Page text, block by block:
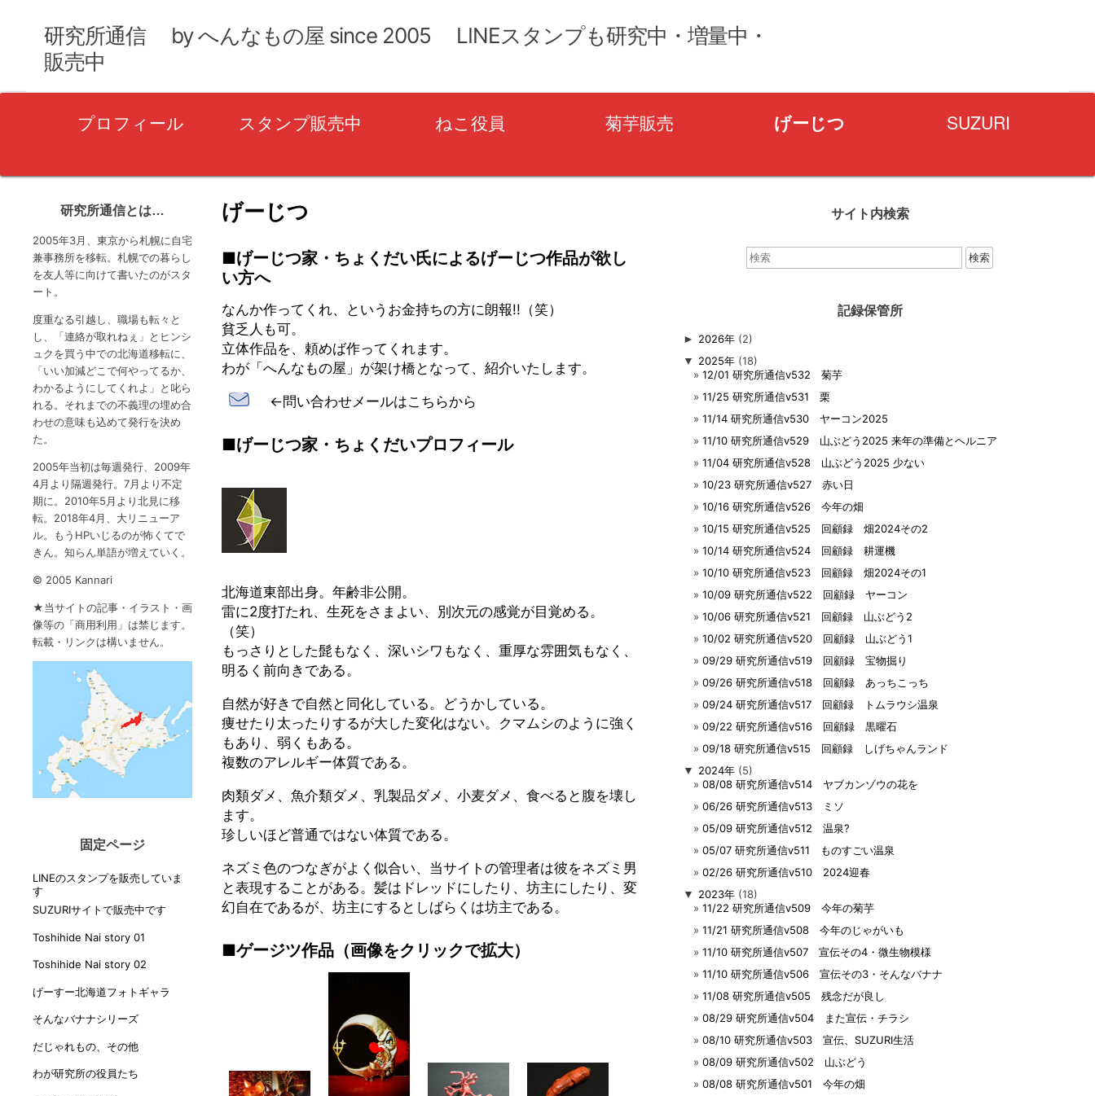
テ
へ
研究所通信 by へんなもの屋 since 2005 LINEスタンプも研究中・増量中・
販売中
マ
プロフィール スタンプ販売中 ねこ役員 菊芋販売 げーじつ SUZURI
げーじつ
■げーじつ家・ちょくだい氏によるげーじつ作品が欲し
い方へ
なんか作ってくれ、というお金持ちの方に朗報!!（笑）
貧乏人も可。
立体作品を、頼めば作ってくれます。
わが「へんなもの屋」が架け橋となって、紹介いたします。
←問い合わせメールはこちらから
■げーじつ家・ちょくだいプロフィール
北海道東部出身。年齢非公開。
雷に2度打たれ、生死をさまよい、別次元の感覚が目覚める。
（笑）
もっさりとした髭もなく、深いシワもなく、重厚な雰囲気もなく、
明るく前向きである。
自然が好きで自然と同化している。どうかしている。
痩せたり太ったりするが大した変化はない。クマムシのように強く
もあり、弱くもある。
複数のアレルギー体質である。
肉類ダメ、魚介類ダメ、乳製品ダメ、小麦ダメ、食べると腹を壊し
ます。
珍しいほど普通ではない体質である。
ネズミ色のつなぎがよく似合い、当サイトの管理者は彼をネズミ男
と表現することがある。髪はドレッドにしたり、坊主にしたり、変
幻自在であるが、坊主にするとしばらくは坊主である。
■ゲージツ作品（画像をクリックで拡大）
サイト内検索
索：
記録保管所
► 2026年(2)
▼ 2025年(18)
12/01 研究所通信v532 菊芋
11/25 研究所通信v531 栗
11/14 研究所通信v530 ヤーコン2025
11/10 研究所通信v529 山ぶどう2025 来年の準備とヘルニア
11/04 研究所通信v528 山ぶどう2025 少ない
10/23 研究所通信v527 赤い日
10/16 研究所通信v526 今年の畑
10/15 研究所通信v525 回顧録 畑2024その2
10/14 研究所通信v524 回顧録 耕運機
10/10 研究所通信v523 回顧録 畑2024その1
10/09 研究所通信v522 回顧録 ヤーコン
10/06 研究所通信v521 回顧録 山ぶどう2
10/02 研究所通信v520 回顧録 山ぶどう1
09/29 研究所通信v519 回顧録 宝物掘り
09/26 研究所通信v518 回顧録 あっちこっち
09/24 研究所通信v517 回顧録 トムラウシ温泉
09/22 研究所通信v516 回顧録 黒曜石
09/18 研究所通信v515 回顧録 しげちゃんランド
▼ 2024年(5)
08/08 研究所通信v514 ヤブカンゾウの花を
06/26 研究所通信v513 ミソ
05/09 研究所通信v512 温泉?
05/07 研究所通信v511 ものすごい温泉
02/26 研究所通信v510 2024迎春
▼ 2023年(18)
11/22 研究所通信v509 今年の菊芋
11/21 研究所通信v508 今年のじゃがいも
11/10 研究所通信v507 宣伝その4・微生物模様
11/10 研究所通信v506 宣伝その3・そんなバナナ
11/08 研究所通信v505 残念だが良し
08/29 研究所通信v504 また宣伝・チラシ
08/10 研究所通信v503 宣伝、SUZURI生活
08/09 研究所通信v502 山ぶどう
08/08 研究所通信v501 今年の畑
研究所通信とは…
2005年3月、東京から札幌に自宅
兼事務所を移転。札幌での暮らし
を友人等に向けて書いたのがスタ
ート。
度重なる引越し、職場も転々と
し、「連絡が取れねぇ」とヒンシ
ュクを買う中での北海道移転に、
「いい加減どこで何やってるか、
わかるようにしてくれよ」と叱ら
れる。それまでの不義理の埋め合
わせの意味も込めて発行を決め
た。
2005年当初は毎週発行、2009年
4月より隔週発行。7月より不定
期に。2010年5月より北見に移
転。2018年4月、大リニューア
ル。もうHPいじるのが怖くてで
きん。知らん単語が増えていく。
©️ 2005 Kannari
★当サイトの記事・イラスト・画
像等の「商用利用」は禁じます。
転載・リンクは構いません。
固定ページ
LINEのスタンプを販売していま
す
SUZURIサイトで販売中です
Toshihide Nai story 01
Toshihide Nai story 02
げーすー北海道フォトギャラ
そんなバナナシリーズ
だじゃれもの、その他
わが研究所の役員たち